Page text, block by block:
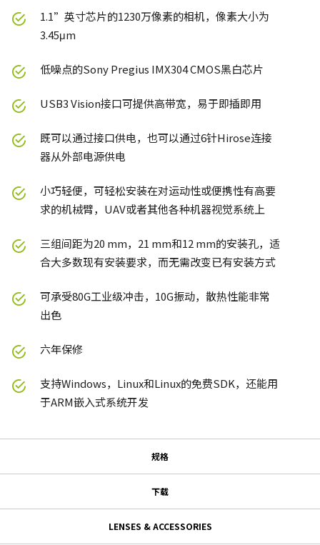
1.1”英寸芯片的1230万像素的相机，像素大小为
3.45μm
低噪点的Sony Pregius IMX304 CMOS黑白芯片
USB3 Vision接口可提供高带宽，易于即插即用
既可以通过接口供电，也可以通过6针Hirose连接
器从外部电源供电
小巧轻便，可轻松安装在对运动性或便携性有高要
求的机械臂，UAV或者其他各种机器视觉系统上
三组间距为20 mm，21 mm和12 mm的安装孔，适
合大多数现有安装要求，而无需改变已有安装方式
可承受80G工业级冲击，10G振动，散热性能非常
出色
六年保修
支持Windows，Linux和Linux的免费SDK，还能用
于ARM嵌入式系统开发
规格
下载
LENSES & ACCESSORIES